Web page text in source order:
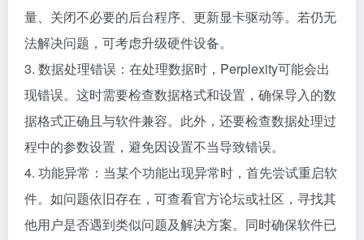
量、关闭不必要的后台程序、更新显卡驱动等。若仍无
法解决问题，可考虑升级硬件设备。
3. 数据处理错误：在处理数据时，Perplexity可能会出
现错误。这时需要检查数据格式和设置，确保导入的数
据格式正确且与软件兼容。此外，还要检查数据处理过
程中的参数设置，避免因设置不当导致错误。
4. 功能异常：当某个功能出现异常时，首先尝试重启软
件。如问题依旧存在，可查看官方论坛或社区，寻找其
他用户是否遇到类似问题及解决方案。同时确保软件已